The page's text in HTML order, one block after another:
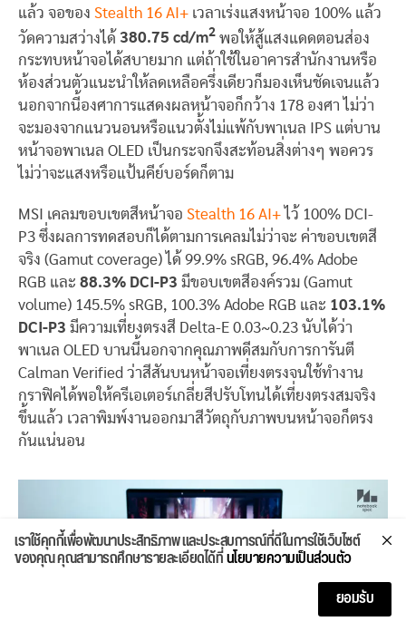
แล้ว จอของ Stealth 16 AI+ เวลาเร่งแสงหน้าจอ 100% แล้ว
วัดความสว่างได้ 380.75 cd/m2 พอให้สู้แสงแดดตอนส่อง
กระทบหน้าจอได้สบายมาก แต่ถ้าใช้ในอาคารสำนักงานหรือ
ห้องส่วนตัวแนะนำให้ลดเหลือครึ่งเดียวก็มองเห็นชัดเจนแล้ว
นอกจากนี้องศาการแสดงผลหน้าจอก็กว้าง 178 องศา ไม่ว่า
จะมองจากแนวนอนหรือแนวตั้งไม่แพ้กับพาเนล IPS แต่บาน
หน้าจอพาเนล OLED เป็นกระจกจึงสะท้อนสิ่งต่างๆ พอควร
ไม่ว่าจะแสงหรือแป้นคีย์บอร์ดก็ตาม
MSI เคลมขอบเขตสีหน้าจอ Stealth 16 AI+ ไว้ 100% DCI-
P3 ซึ่งผลการทดสอบก็ได้ตามการเคลมไม่ว่าจะ ค่าขอบเขตสี
จริง (Gamut coverage) ได้ 99.9% sRGB, 96.4% Adobe
RGB และ 88.3% DCI-P3 มีขอบเขตสีองค์รวม (Gamut
volume) 145.5% sRGB, 100.3% Adobe RGB และ 103.1%
DCI-P3 มีความเที่ยงตรงสี Delta-E 0.03~0.23 นับได้ว่า
พาเนล OLED บานนี้นอกจากคุณภาพดีสมกับการการันตี
Calman Verified ว่าสีสันบนหน้าจอเที่ยงตรงจนใช้ทำงาน
กราฟิคได้พอให้ครีเอเตอร์เกลี่ยสีปรับโทนได้เที่ยงตรงสมจริง
ขึ้นแล้ว เวลาพิมพ์งานออกมาสีวัตถุกับภาพบนหน้าจอก็ตรง
กันแน่นอน
เราใช้คุกกี้เพื่อพัฒนาประสิทธิภาพ และประสบการณ์ที่ดีในการใช้เว็บไซต์
ของคุณ คุณสามารถศึกษารายละเอียดได้ที่นโยบายความเป็นส่วนตัว
ยอมรับ